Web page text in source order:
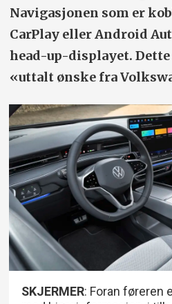
Navigasjonen som er
CarPlay eller Android
head-up-displayet.
«uttalt ønske fra
SKJERMER: Foran føreren